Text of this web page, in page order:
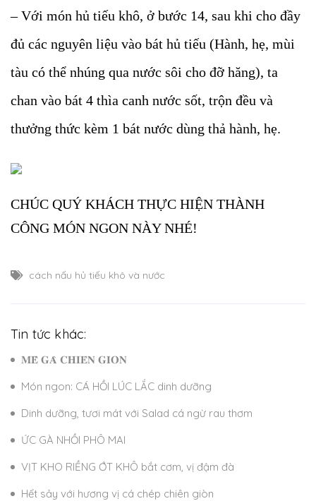
– Với món hủ tiếu khô, ở bước 14, sau khi cho đầy
đủ các nguyên liệu vào bát hủ tiếu (Hành, hẹ, mùi
tàu có thể nhúng qua nước sôi cho đỡ hăng), ta
chan vào bát 4 thìa canh nước sốt, trộn đều và
thưởng thức kèm 1 bát nước dùng thả hành, hẹ.
CHÚC QUÝ KHÁCH THỰC HIỆN THÀNH
CÔNG MÓN NGON NÀY NHÉ!
cách nấu hủ tiếu khô và nước
Tin tức khác:
𝐌𝐄̂̀ 𝐆𝐀̀ 𝐂𝐇𝐈𝐄̂𝐍 𝐆𝐈𝐎̀𝐍
Món ngon: CÁ HỒI LÚC LẮC dinh dưỡng
Dinh dưỡng, tươi mát với Salad cá ngừ rau thơm
ỨC GÀ NHỒI PHÔ MAI
VỊT KHO RIỀNG ỚT KHÔ bắt cơm, vị đậm đà
Hết sảy với hương vị cá chép chiên giòn